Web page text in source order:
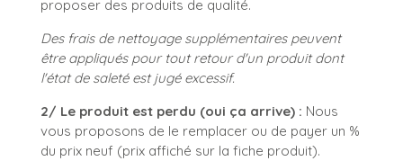
proposer des produits de qualité.
Des frais de nettoyage supplémentaires peuvent
être appliqués pour tout retour d'un produit dont
l'état de saleté est jugé excessif.
2/ Le produit est perdu (oui ça arrive) : Nous
vous proposons de le remplacer ou de payer un %
du prix neuf (prix affiché sur la fiche produit).